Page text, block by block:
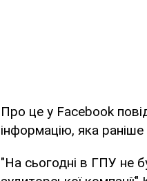
Про це у Facebook
інформацію, яка
"На сьогодні в ГПУ не